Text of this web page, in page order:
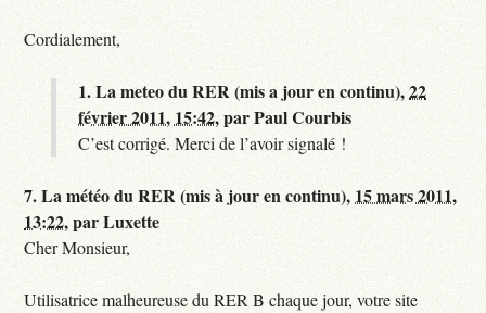
Cordialement,
1.La meteo du RER (mis a jour en continu),22
février 2011, 15:42,parPaul Courbis
C’est corrigé. Merci de l’avoir signalé !
7.La météo du RER (mis à jour en continu), 15 mars 2011,
13:22,parLuxette
Cher Monsieur,
Utilisatrice malheureuse du RER B chaque jour, votre site